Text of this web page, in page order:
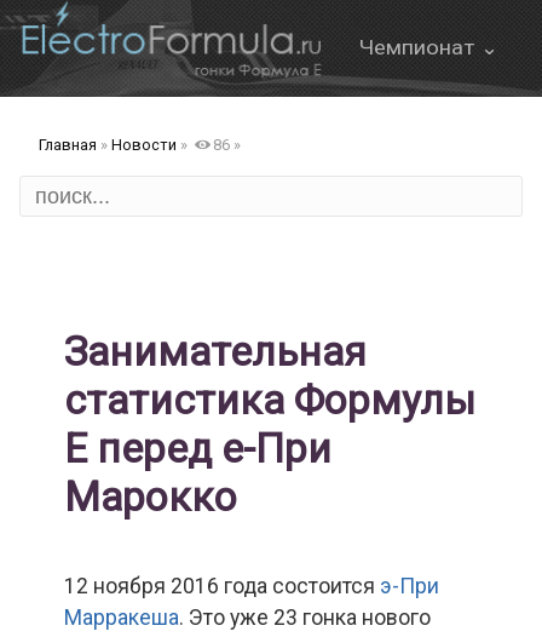
Чемпионат ⌄
Формат этапа
Главная » Новости » 86»
Занимательная
статистика Формулы
Е перед е-При
Марокко
12 ноября 2016 года состоится э-При
Марракеша. Это уже 23 гонка нового